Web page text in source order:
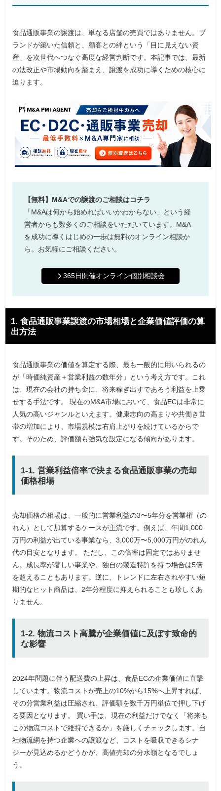
食品通販事業の譲渡は、単なる店舗の売買ではありません。ブ
ランドが築いた信頼と、顧客との絆という「目に見えない資
産」を次世代へつなぐ高度な経営判断です。本記事では、最新
の法改正や市場動向を踏まえ、譲渡を成功に導くための核心に
迫ります。
【無料】M&Aでの譲渡のご相談はコチラ
「M&Aは何から始めればいいかわからない」という経
営者からも数多くのご相談をいただいています。M&A
を成功に導くはじめの一歩は無料のオンライン相談か
ら。お気軽にご相談ください。
365日開催オンライン個別相談会
1. 食品通販事業譲渡の市場相場と企業価値評価の算
出方法
食品通販事業の価値を算定する際、最も一般的に用いられるの
が「時価純資産＋営業利益の数年分」という考え方です。これ
は、現在の会社の持ち金に、将来稼ぎ出すであろう利益を上乗
せする手法です。 現在のM&A市場において、食品ECは非常に
人気の高いジャンルといえます。健康志向の高まりや共働き世
帯の増加により、市場規模は右肩上がりを続けているからで
す。そのため、評価額も強気な設定になる傾向があります。
1-1. 営業利益倍率で決まる食品通販事業の売却
価格相場
売却価格の相場は、一般的に営業利益の3〜5年分を営業権（の
れん）として加算するケースが主流です。例えば、年間1,000
万円の利益が出ている事業なら、3,000万〜5,000万円がのれん
代の目安となります。 ただし、この倍率は固定ではありませ
ん。成長率が著しい事業や、独自の製造特許を持つ場合は5倍
を超えることもあります。逆に、トレンドに左右されやすい短
期的なヒット商品は、2年分程度に抑えられることも珍しくあ
りません。
1-2. 物流コスト高騰が企業価値に及ぼす致命的
な影響
2024年問題に伴う配送費の上昇は、食品ECの企業価値に直撃
しています。物流コストが売上の10%から15%へ上昇すれば、
その分営業利益は圧縮され、評価額を数千万円単位で押し下げ
る要因となります。 買い手は、現在の利益だけでなく「将来も
この物流コストで維持できるか」を厳しくチェックします。自
社物流網を持つ企業への譲渡など、コストを吸収できるシナ
ジーが見込めるかどうかが、高値売却の分水嶺となるでしょ
う。